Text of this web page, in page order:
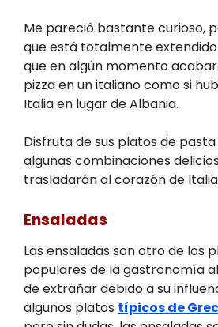
Me pareció bastante curioso,
que está totalmente
que en algún momento
pizza en un italiano como si
Italia en lugar de Albania.
Disfruta de sus platos de
algunas combinaciones
trasladarán al corazón de
Ensaladas
Las ensaladas son otro de los
populares de la gastronomía
de extrañar debido a su
algunos platos típicos de